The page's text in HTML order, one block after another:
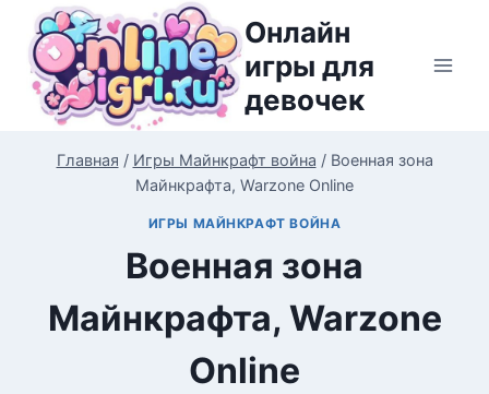
Перейти
содержимому
Онлайн
игры для
девочек
Главная / Игры Майнкрафт война / Военная зона
Майнкрафта, Warzone Online
ИГРЫ МАЙНКРАФТ ВОЙНА
Военная зона
Майнкрафта, Warzone
Online